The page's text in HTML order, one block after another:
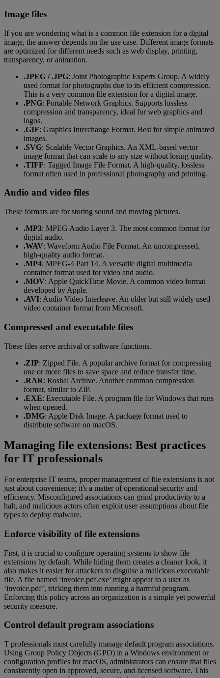
Image files
If you are wondering what is a common file extension for a digital
image, the answer depends on the use case. Different image formats
are optimized for different needs such as web display, printing,
transparency, or animation.
.JPEG / .JPG: Joint Photographic Experts Group. A widely
used format for photographs due to its efficient compression.
This is a very common file extension for a digital image.
.PNG: Portable Network Graphics. Supports lossless
compression and transparency, ideal for web graphics and
logos.
.GIF: Graphics Interchange Format. Best for simple animated
images.
.SVG: Scalable Vector Graphics. An XML-based vector
image format that can scale to any size without losing quality.
.TIFF: Tagged Image File Format. A high-quality, lossless
format often used in professional photography and printing.
Audio and video files
These formats are for storing sound and moving pictures.
.MP3: MPEG Audio Layer 3. The most common format for
digital audio.
.WAV: Waveform Audio File Format. An uncompressed,
high-quality audio format.
.MP4: MPEG-4 Part 14. A versatile digital multimedia
container format used for video and audio.
.MOV: Apple QuickTime Movie. A common video format
developed by Apple.
.AVI: Audio Video Interleave. An older but still widely used
video container format from Microsoft.
Compressed and executable files
These files serve archival or software functions.
.ZIP: Zipped File. A popular archive format for compressing
one or more files to save space and reduce transfer time.
.RAR: Roshal Archive. Another common compression
format, similar to ZIP.
.EXE: Executable File. A program file for Windows that runs
when opened.
.DMG: Apple Disk Image. A package format used to
distribute software on macOS.
Managing file extensions: Best practices
for IT professionals
For enterprise IT teams, proper management of file extensions is not
just about convenience; it's a matter of operational security and
efficiency. Misconfigured associations can grind productivity to a
halt, and malicious actors often exploit user assumptions about file
types to deploy malware.
Enforce visibility of file extensions
First, it is crucial to configure operating systems to show file
extensions by default. While hiding them creates a cleaner look, it
also makes it easier for attackers to disguise a malicious executable
file. A file named ‘invoice.pdf.exe’ might appear to a user as
‘invoice.pdf’, tricking them into running a harmful program.
Enforcing this policy across an organization is a simple yet powerful
security measure.
Control default program associations
T professionals must carefully manage default program associations.
Using Group Policy Objects (GPO) in a Windows environment or
configuration profiles for macOS, administrators can ensure that files
consistently open in approved, secure, and licensed software. This